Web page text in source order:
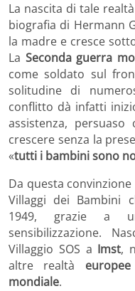
La nascita di tale
biografia di Hermann
la madre e cresce
La Seconda guerra
come soldato sul
solitudine di
conflitto dà infatti
assistenza,
crescere senza la
«tutti i bambini sono
Da questa
Villaggi dei Bambini
1949, grazie a
sensibilizzazione.
Villaggio SOS a Imst,
altre realtà europee
mondiale.